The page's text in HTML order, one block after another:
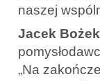
naszej
Jacek Bożek
„Na